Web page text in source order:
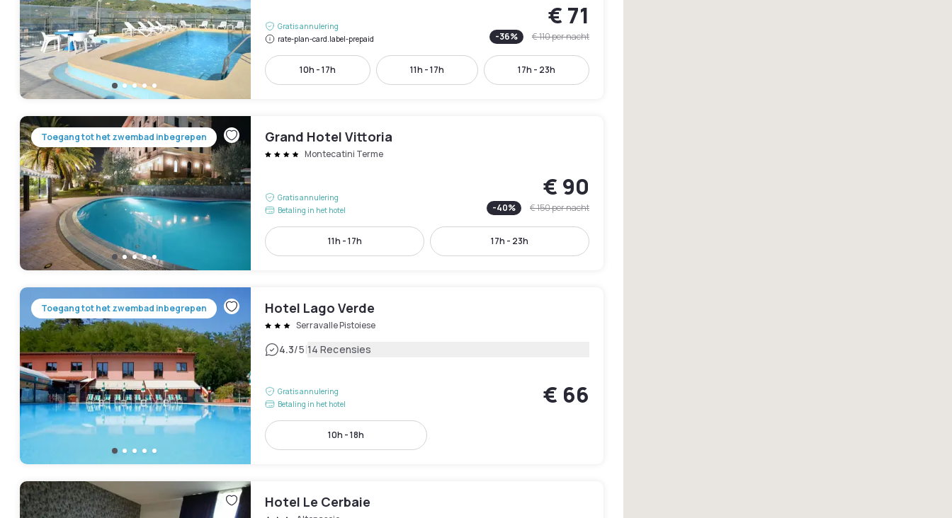
Gratis annulering
rate-plan-card.label-prepaid
€ 71
-36% € 110per nacht
10h - 17h 11h - 17h 17h - 23h
Toegang tot het zwembad inbegrepen Grand Hotel Vittoria
Montecatini Terme
Gratis annulering
Betaling in het hotel
€ 90
-40% € 150per nacht
11h - 17h 17h - 23h
Toegang tot het zwembad inbegrepen Hotel Lago Verde
Serravalle Pistoiese
4.3/5|14 Recensies
Gratis annulering
Betaling in het hotel
€ 66
10h - 18h
Hotel Le Cerbaie